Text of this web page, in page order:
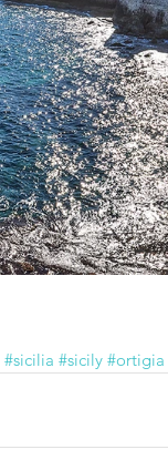
#sicilia #sicily #ortigia